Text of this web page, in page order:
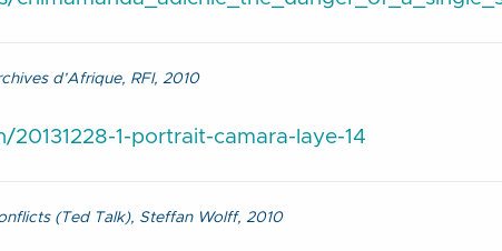
d’Afrique, RFI, 2010
1-portrait-camara-laye-14
(Ted Talk), Steffan Wolff, 2010